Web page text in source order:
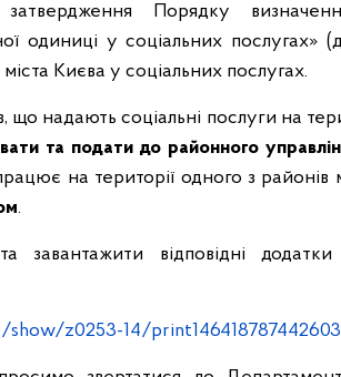
Порядку
одиниці у соціальних послугах»
Києва у соціальних послугах.
що надають соціальні послуги на
та подати до районного
на території одного з районів
.
завантажити відповідні
z0253-14/